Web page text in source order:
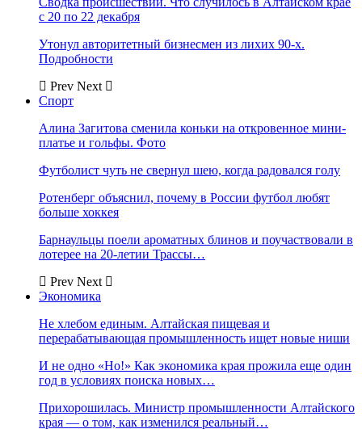
с 20 по 22 декабря
Утонул авторитетный бизнесмен из лихих 90-х.
Подробности
Prev Next
Спорт
Алина Загитова сменила коньки на откровенное мини-
платье и гольфы. Фото
Футболист чуть не свернул шею, когда радовался голу
Ротенберг объяснил, почему в России футбол любят
больше хоккея
Барнаульцы поели ароматных блинов и поучаствовали в
лотерее на 20-летии Трассы…
Prev Next
Экономика
Не хлебом единым. Алтайская пищевая и
перерабатывающая промышленность ищет новые ниши
И не одно «Но!» Как экономика края прожила еще один
год в условиях поиска новых…
Прихорошилась. Министр промышленности Алтайского
края — о том, как изменился реальный…